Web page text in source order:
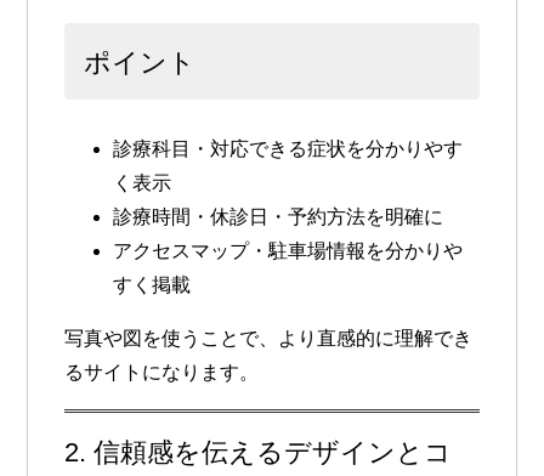
ポイント
診療科目・対応できる症状を分かりやす
く表示
診療時間・休診日・予約方法を明確に
アクセスマップ・駐車場情報を分かりや
すく掲載
写真や図を使うことで、より直感的に理解でき
るサイトになります。
2. 信頼感を伝えるデザインとコ